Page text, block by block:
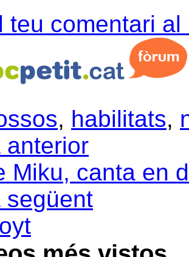
teu comentari
, habilitats,
anterior
Miku, canta en
següent